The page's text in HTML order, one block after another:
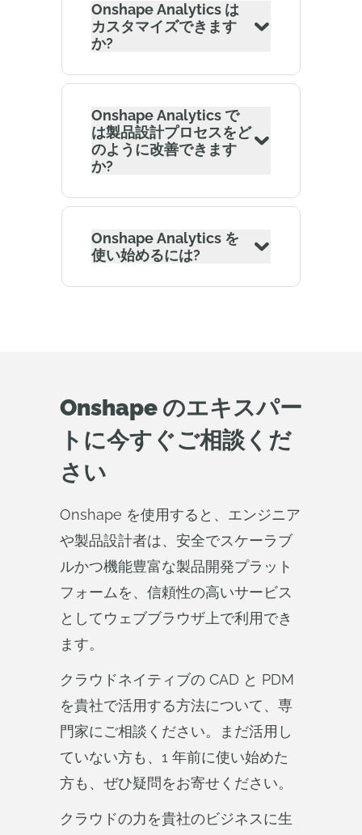
Onshape Analytics は
カスタマイズできます
か?
Onshape Analytics で
は製品設計プロセスをど
のように改善できます
か?
Onshape Analytics を
使い始めるには?
Onshape のエキスパー
トに今すぐご相談くだ
さい
Onshape を使用すると、エンジニア
や製品設計者は、安全でスケーラブ
ルかつ機能豊富な製品開発プラット
フォームを、信頼性の高いサービス
としてウェブブラウザ上で利用でき
ます。
クラウドネイティブの CAD と PDM
を貴社で活用する方法について、専
門家にご相談ください。まだ活用し
ていない方も、1 年前に使い始めた
方も、ぜひ疑問をお寄せください。
クラウドの力を貴社のビジネスに生